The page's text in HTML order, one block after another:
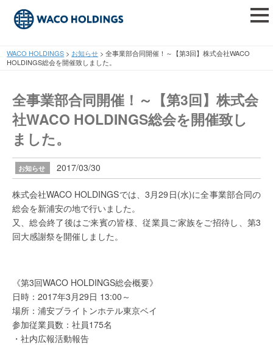
WACO HOLDINGS > お知らせ >全事業部合同開催！～【第3回】株式会社WACO
HOLDINGS総会を開催致しました。
全事業部合同開催！～【第3回】株式会
社WACO HOLDINGS総会を開催致し
ました。
お知らせ 2017/03/30
株式会社WACO HOLDINGSでは、3月29日(水)に全事業部合同の
総会を新浦安の地で行いました。
又、総会終了後はご来賓の皆様、従業員ご家族をご招待し、第3
回大感謝祭を開催しました。
《第3回WACO HOLDINGS総会概要》
日時：2017年3月29日 13:00～
場所：浦安ブライトンホテル東京ベイ
参加従業員数：社員175名
・社内広報活動報告